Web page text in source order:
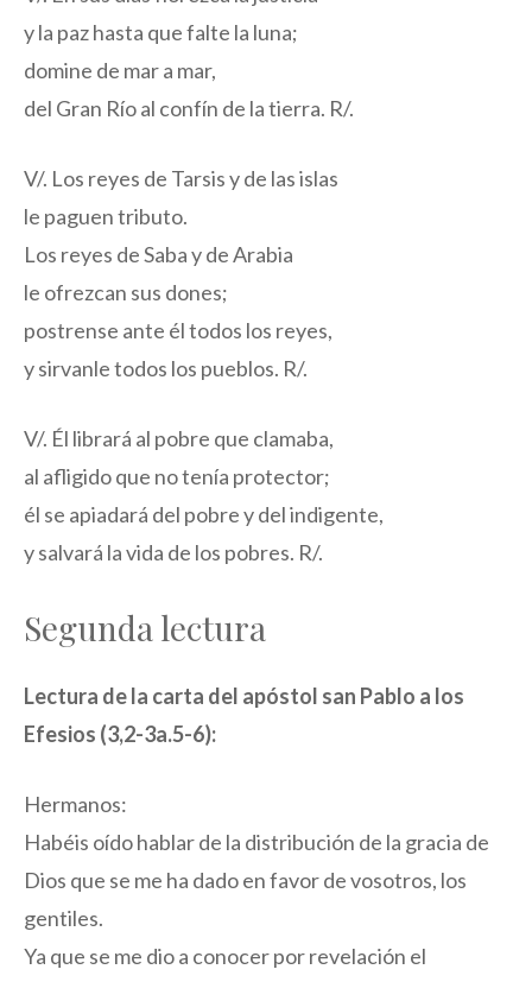
y la paz hasta que falte la luna;
domine de mar a mar,
del Gran Río al confín de la tierra. R/.
V/. Los reyes de Tarsis y de las islas
le paguen tributo.
Los reyes de Saba y de Arabia
le ofrezcan sus dones;
postrense ante él todos los reyes,
y sirvanle todos los pueblos. R/.
V/. Él librará al pobre que clamaba,
al afligido que no tenía protector;
él se apiadará del pobre y del indigente,
y salvará la vida de los pobres. R/.
Segunda lectura
Lectura de la carta del apóstol san Pablo a los
Efesios (3,2-3a.5-6):
Hermanos:
Habéis oído hablar de la distribución de la gracia de
Dios que se me ha dado en favor de vosotros, los
gentiles.
Ya que se me dio a conocer por revelación el